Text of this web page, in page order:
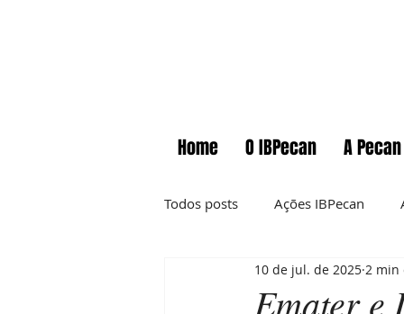
Home O IBPecan A Pecan
Todos posts Ações IBPecan
Comunicados Cursos
Emater e
10 de jul. de 2025 2 min